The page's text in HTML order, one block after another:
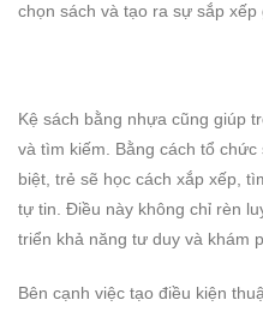
chọn sách và tạo ra sự sắp xếp
Kệ sách bằng nhựa cũng giúp
và tìm kiếm. Bằng cách tổ
biệt, trẻ sẽ học cách xắp xếp,
tự tin. Điều này không chỉ rèn
triển khả năng tư duy và khám
Bên cạnh việc tạo điều kiện